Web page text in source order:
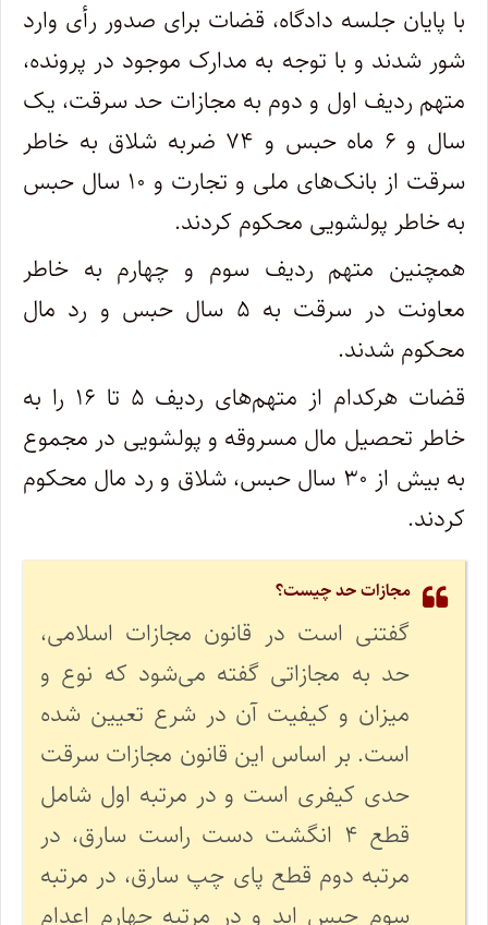
با پایان جلسه دادگاه، قضات برای صدور رأی وارد
شور شدند و با توجه به مدارک موجود در پرونده،
متهم ردیف اول و دوم به مجازات حد سرقت، یک
سال و ۶ ماه حبس و ۷۴ ضربه شلاق به خاطر
سرقت از بانک‌های ملی و تجارت و ۱۰ سال حبس
به خاطر پولشویی محکوم کردند.
همچنین متهم ردیف سوم و چهارم به خاطر
معاونت در سرقت به ۵ سال حبس و رد مال
محکوم شدند.
قضات هرکدام از متهم‌های ردیف ۵ تا ۱۶ را به
خاطر تحصیل مال مسروقه و پولشویی در مجموع
به بیش از ۳۰ سال حبس، شلاق و رد مال محکوم
کردند.
مجازات حد چیست؟
گفتنی است در قانون مجازات اسلامی،
حد به مجازاتی گفته می‌شود که نوع و
میزان و کیفیت آن در شرع تعیین شده
است. بر اساس این قانون مجازات سرقت
حدی کیفری است و در مرتبه اول شامل
قطع ۴ انگشت دست راست سارق، در
مرتبه دوم قطع پای چپ سارق، در مرتبه
سوم حبس ابد و در مرتبه چهارم اعدام